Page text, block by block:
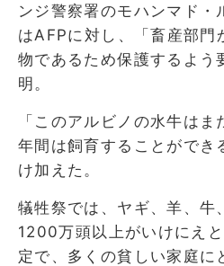
ンジ警察署のモハンマド・
はAFPに対し、「畜産部門
物であるため保護するよう
明。
「このアルビノの水牛は
年間は飼育することができ
け加えた。
犠牲祭では、ヤギ、羊、牛
1200万頭以上がいけにえ
定で、多くの貧しい家庭に